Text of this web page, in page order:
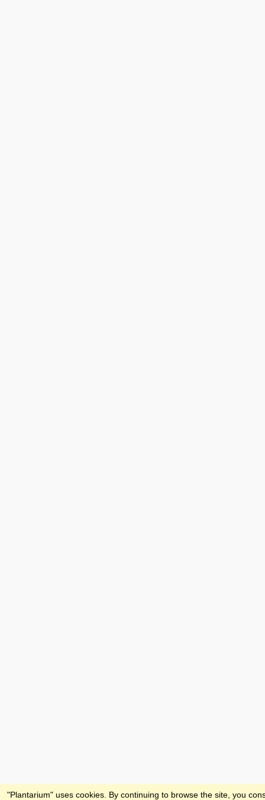
Feedback
"Plantarium" uses cookies. By continuing to browse the site, you